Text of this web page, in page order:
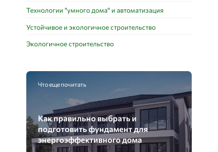
Технологии "умного дома" и автоматизация
Устойчивое и экологичное строительство
Экологичное строительство
Что еще почитать
Как правильно выбрать и
подготовить фундамент для
энергоэффективного дома